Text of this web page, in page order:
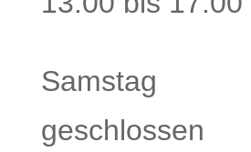
Samstag
geschlossen